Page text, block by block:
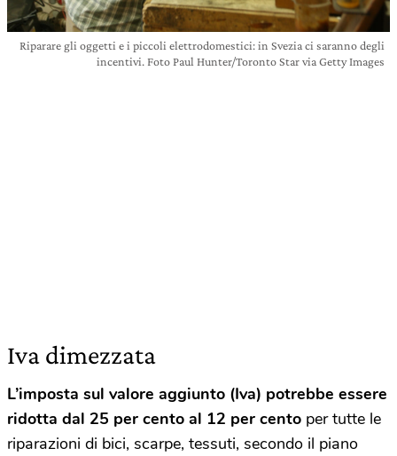
Riparare gli oggetti e i piccoli elettrodomestici: in Svezia ci saranno degli
incentivi. Foto Paul Hunter/Toronto Star via Getty Images
Iva dimezzata
L’imposta sul valore aggiunto (Iva) potrebbe essere
ridotta dal 25 per cento al 12 per cento per tutte le
riparazioni di bici, scarpe, tessuti, secondo il piano